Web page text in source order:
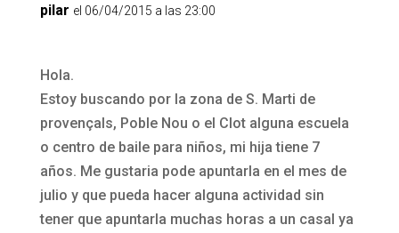
pilar el 06/04/2015 a las 23:00
Hola.
Estoy buscando por la zona de S. Marti de
provençals, Poble Nou o el Clot alguna escuela
o centro de baile para niños, mi hija tiene 7
años. Me gustaria pode apuntarla en el mes de
julio y que pueda hacer alguna actividad sin
tener que apuntarla muchas horas a un casal ya